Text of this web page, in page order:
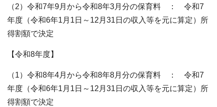
（2）令和7年9月から令和8年3月分の保育料 ： 令和7
年度（令和6年1月1日～12月31日の収入等を元に算定）所
得割額で決定
【令和8年度】
（1）令和8年4月から令和8年8月分の保育料 ： 令和7
年度（令和6年1月1日～12月31日の収入等を元に算定）所
得割額で決定